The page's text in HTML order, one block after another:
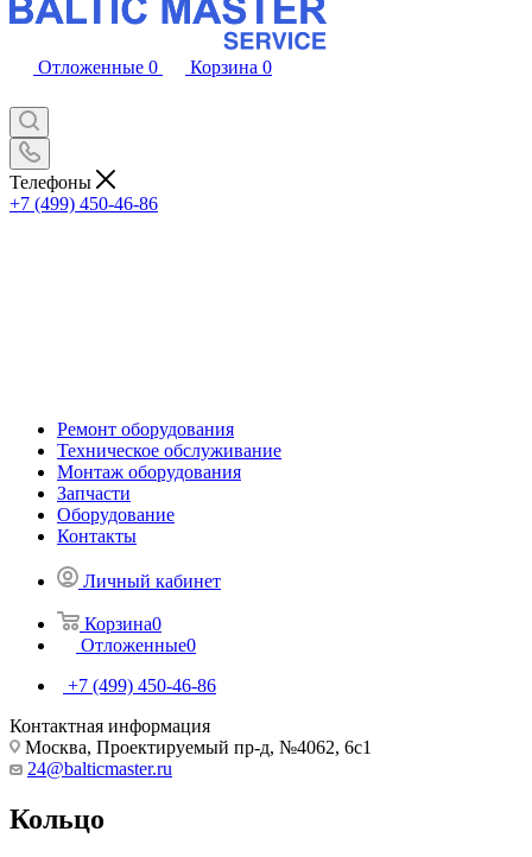
Отложенные 0 Корзина 0
Телефоны
+7 (499) 450-46-86
Ремонт оборудования
Техническое обслуживание
Монтаж оборудования
Запчасти
Оборудование
Контакты
Личный кабинет
Корзина0
Отложенные0
+7 (499) 450-46-86
Контактная информация
Москва, Проектируемый пр-д, №4062, 6с1
24@balticmaster.ru
Кольцо